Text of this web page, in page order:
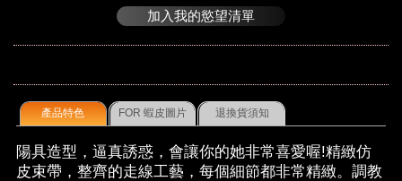
加入我的慾望清單
產品特色 FOR 蝦皮圖片 退換貨須知
陽具造型，逼真誘惑，會讓你的她非常喜愛喔!精緻仿
皮束帶，整齊的走線工藝，每個細節都非常精緻。調教